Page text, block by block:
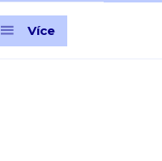
Více